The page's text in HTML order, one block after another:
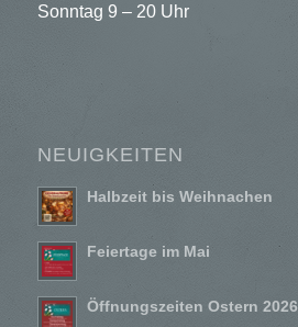
Sonntag 9 – 20 Uhr
NEUIGKEITEN
Halbzeit bis Weihnachen
Feiertage im Mai
Öffnungszeiten Ostern 2026